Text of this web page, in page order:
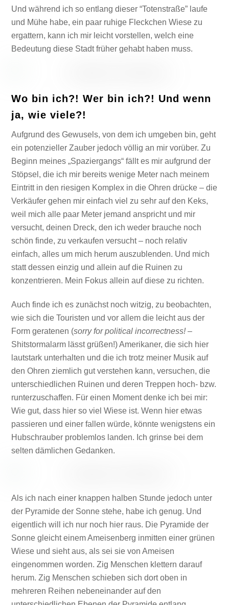
Und während ich so entlang dieser “Totenstraße” laufe
und Mühe habe, ein paar ruhige Fleckchen Wiese zu
ergattern, kann ich mir leicht vorstellen, welch eine
Bedeutung diese Stadt früher gehabt haben muss.
Wo bin ich?! Wer bin ich?! Und wenn
ja, wie viele?!
Aufgrund des Gewusels, von dem ich umgeben bin, geht
ein potenzieller Zauber jedoch völlig an mir vorüber. Zu
Beginn meines „Spaziergangs“ fällt es mir aufgrund der
Stöpsel, die ich mir bereits wenige Meter nach meinem
Eintritt in den riesigen Komplex in die Ohren drücke – die
Verkäufer gehen mir einfach viel zu sehr auf den Keks,
weil mich alle paar Meter jemand anspricht und mir
versucht, deinen Dreck, den ich weder brauche noch
schön finde, zu verkaufen versucht – noch relativ
einfach, alles um mich herum auszublenden. Und mich
statt dessen einzig und allein auf die Ruinen zu
konzentrieren. Mein Fokus allein auf diese zu richten.
Auch finde ich es zunächst noch witzig, zu beobachten,
wie sich die Touristen und vor allem die leicht aus der
Form geratenen (sorry for political incorrectness!–
Shitstormalarm lässt grüßen!) Amerikaner, die sich hier
lautstark unterhalten und die ich trotz meiner Musik auf
den Ohren ziemlich gut verstehen kann, versuchen, die
unterschiedlichen Ruinen und deren Treppen hoch- bzw.
runterzuschaffen. Für einen Moment denke ich bei mir:
Wie gut, dass hier so viel Wiese ist. Wenn hier etwas
passieren und einer fallen würde, könnte wenigstens ein
Hubschrauber problemlos landen. Ich grinse bei dem
selten dämlichen Gedanken.
Als ich nach einer knappen halben Stunde jedoch unter
der Pyramide der Sonne stehe, habe ich genug. Und
eigentlich will ich nur noch hier raus. Die Pyramide der
Sonne gleicht einem Ameisenberg inmitten einer grünen
Wiese und sieht aus, als sei sie von Ameisen
eingenommen worden. Zig Menschen klettern darauf
herum. Zig Menschen schieben sich dort oben in
mehreren Reihen nebeneinander auf den